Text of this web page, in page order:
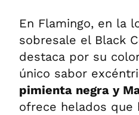
En Flamingo, en la
sobresale el Black
destaca por su
único sabor
pimienta negra y
ofrece helados que